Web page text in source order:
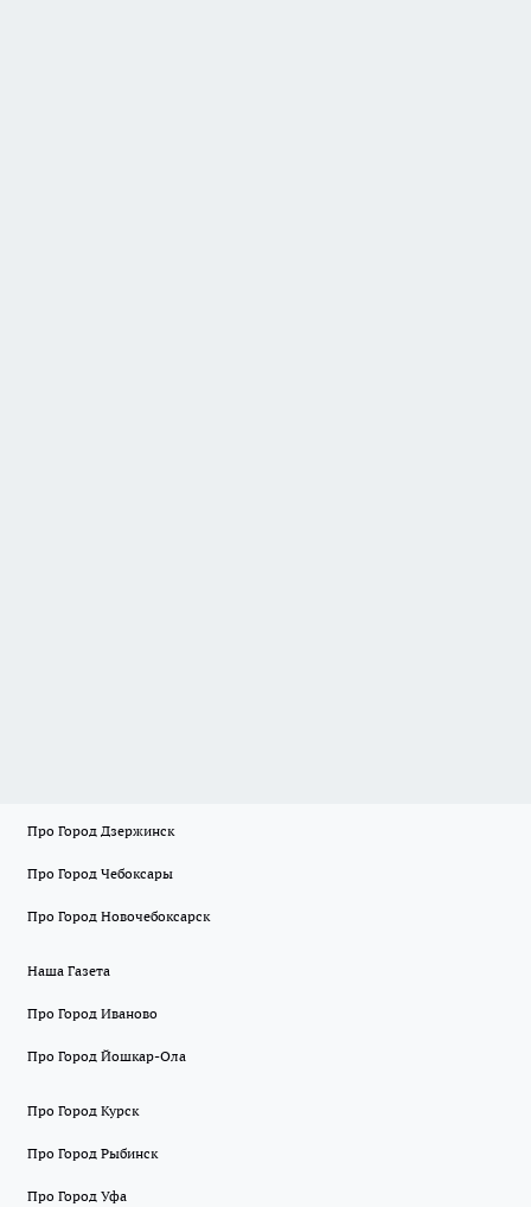
Про Город Дзержинск
Про Город Чебоксары
Про Город Новочебоксарск
Наша Газета
Про Город Иваново
Про Город Йошкар-Ола
Про Город Курск
Про Город Рыбинск
Про Город Уфа